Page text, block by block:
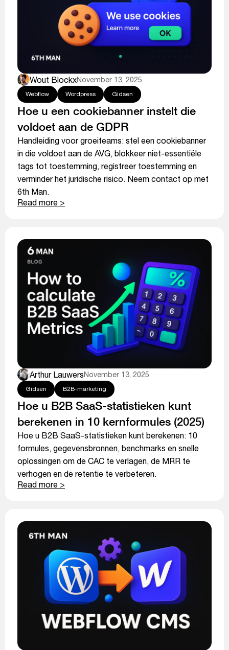
Wout BlockxNovember 13, 2025
Webflow Wordpress Gidsen
Hoe u een cookiebanner instelt die
voldoet aan de GDPR
Handleiding voor groeiteams: stel een cookiebanner
in die voldoet aan de AVG, blokkeer niet-essentiële
tags tot toestemming, registreer toestemming en
verminder het juridische risico. Neem contact op met
6th Man.
Read more >
Arthur LauwersNovember 13, 2025
Gidsen B2B-marketing
Hoe u B2B SaaS-statistieken kunt
berekenen in 10 kernformules (2025)
Hoe u B2B SaaS-statistieken kunt berekenen: 10
formules, gegevensbronnen, benchmarks en snelle
oplossingen om de CAC te verlagen, de MRR te
verhogen en de retentie te verbeteren.
Read more >